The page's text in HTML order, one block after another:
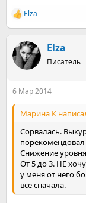
Р
е
к
ц
и
Elza
Elza
Писатель
6 Мар 2014
Марина К
Сорвалась.
порекомендовал
Снижение
От 5 до 3. НЕ
у меня от него
все сначала.